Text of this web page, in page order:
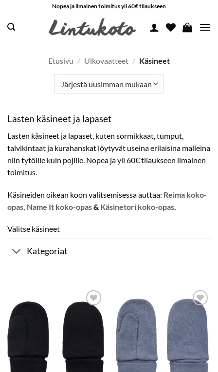
content
Nopea ja ilmainen toimitus yli 60€ tilaukseen
Etusivu / Ulkovaatteet / Käsineet
Lasten käsineet ja lapaset
Lasten käsineet ja lapaset, kuten sormikkaat, tumput,
talvikintaat ja kurahanskat löytyvät useina erilaisina malleina
niin tytöille kuin pojille. Nopea ja yli 60€ tilaukseen ilmainen
toimitus.
Käsineiden oikean koon valitsemisessa auttaa: Reima koko-
opas, Name It koko-opas& Käsinetori koko-opas
Valitse käsineet
Kategoriat
LISÄÄ
SUOSIKKEIHIN
LISÄÄ
SUOSIKKEIHIN